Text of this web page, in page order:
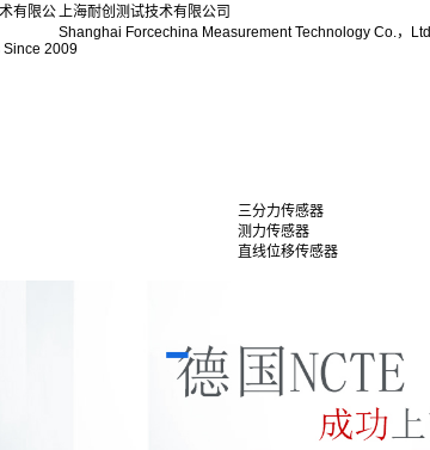
上海耐创测试技术有限公司
Shanghai Forcechina Measurement Technology Co.，Ltd
Since 2009
三分力传感器
测力传感器
直线位移传感器